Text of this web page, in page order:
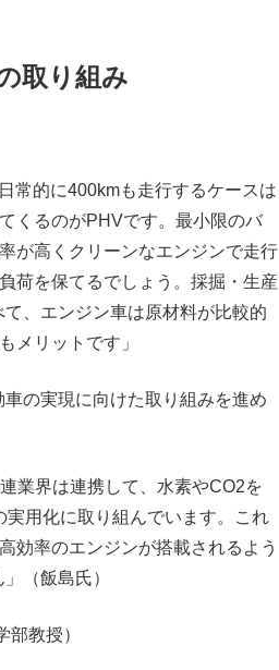
取り組み
常的に400kmも走行するケースは
くるのがPHVです。最小限のバ
が高くクリーンなエンジンで走行
荷を保てるでしょう。採掘・生産
、エンジン車は原材料が比較的
メリットです」
の実現に向けた取り組みを進め
業界は連携して、水素やCO2を
実用化に取り組んでいます。これ
効率のエンジンが搭載されるよう
（飯島氏）
教授）